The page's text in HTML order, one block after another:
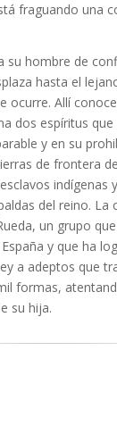
fraguando una
su hombre de
hasta el
ocurre. Allí
dos espíritus
y en su
de frontera
indígenas
del reino. La
un grupo
y que ha
a adeptos que
formas,
su hija.